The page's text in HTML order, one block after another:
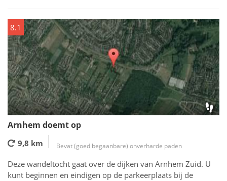
8.1
Arnhem doemt op
9,8 km Bevat (goed begaanbare) onverharde paden
Deze wandeltocht gaat over de dijken van Arnhem Zuid. U
kunt beginnen en eindigen op de parkeerplaats bij de